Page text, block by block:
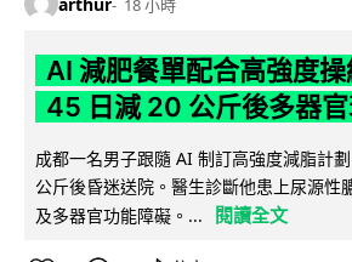
18 小時
AI 減肥餐單配合高強度
45 日減 20 公斤後多器
成都一名男子跟隨 AI 制訂高強度減脂計
公斤後昏迷送院。醫生診斷他患上尿源性
及多器官功能障礙。...
閱讀全文